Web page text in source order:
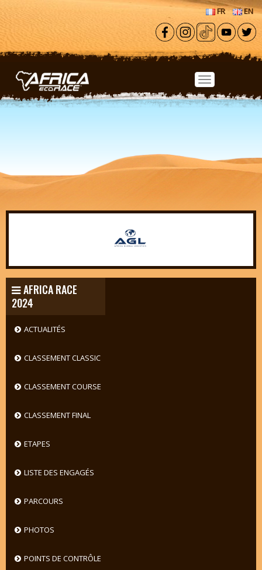
Aller au contenu principal
FR EN
AFRICA RACE
2024
ACTUALITÉS
CLASSEMENT CLASSIC
CLASSEMENT COURSE
CLASSEMENT FINAL
ETAPES
LISTE DES ENGAGÉS
PARCOURS
PHOTOS
POINTS DE CONTRÔLE